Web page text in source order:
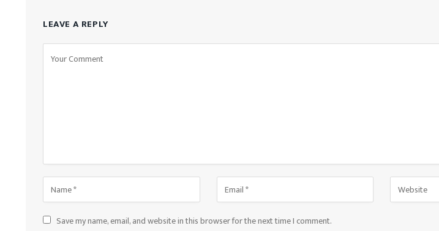
LEAVE A REPLY
Save my name, email, and website in this browser for the next time I comment.